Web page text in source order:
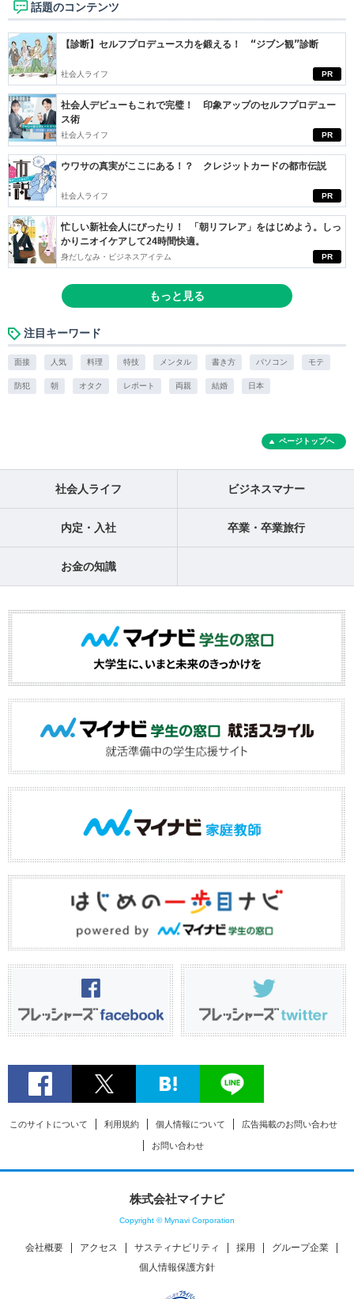
話題のコンテンツ
PR
【診断】セルフプロデュース力を鍛える！ “ジブン観”診断
社会人ライフ
PR
社会人デビューもこれで完璧！ 印象アップのセルフプロデュー
ス術
社会人ライフ
PR
ウワサの真実がここにある！？ クレジットカードの都市伝説
社会人ライフ
PR
忙しい新社会人にぴったり！ 「朝リフレア」をはじめよう。しっ
かりニオイケアして24時間快適。
身だしなみ・ビジネスアイテム
もっと見る
注目キーワード
面接 人気 料理 特技 メンタル 書き方 パソコン モテ
防犯 朝 オタク レポート 両親 結婚 日本
ページトップへ
社会人ライフ ビジネスマナー
内定・入社 卒業・卒業旅行
お金の知識
このサイトについて 利用規約 個人情報について 広告掲載のお問い合わせ
お問い合わせ
株式会社マイナビ
Copyright © Mynavi Corporation
会社概要 アクセス サスティナビリティ 採用
グループ企業
個人情報保護方針